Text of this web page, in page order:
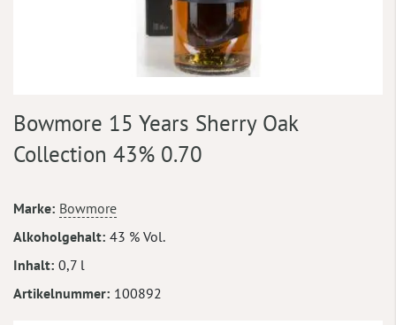
Anfang
der
Bildergalerie
Bowmore 15 Years Sherry Oak
Collection 43% 0.70
Mehr
Informationen
Marke Bowmore
Alkoholgehalt 43 % Vol.
Inhalt 0,7 l
Artikelnummer 100892